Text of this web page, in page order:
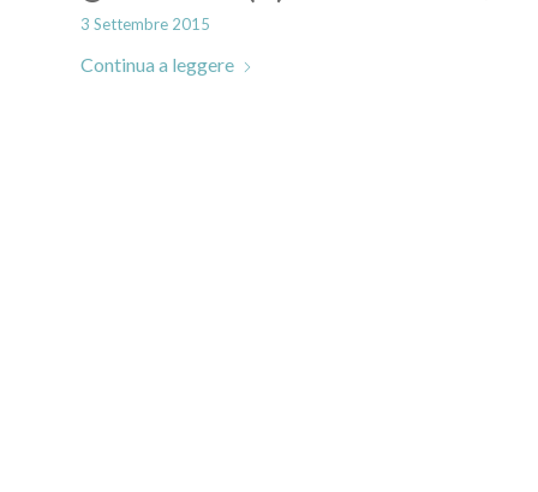
3 Settembre 2015
Continua a leggere